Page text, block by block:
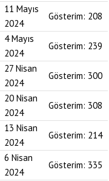
11 Mayıs
2024
Gösterim: 208
4 Mayıs
2024
Gösterim: 239
27 Nisan
2024
Gösterim: 300
20 Nisan
2024
Gösterim: 308
13 Nisan
2024
Gösterim: 214
6 Nisan
2024
Gösterim: 335